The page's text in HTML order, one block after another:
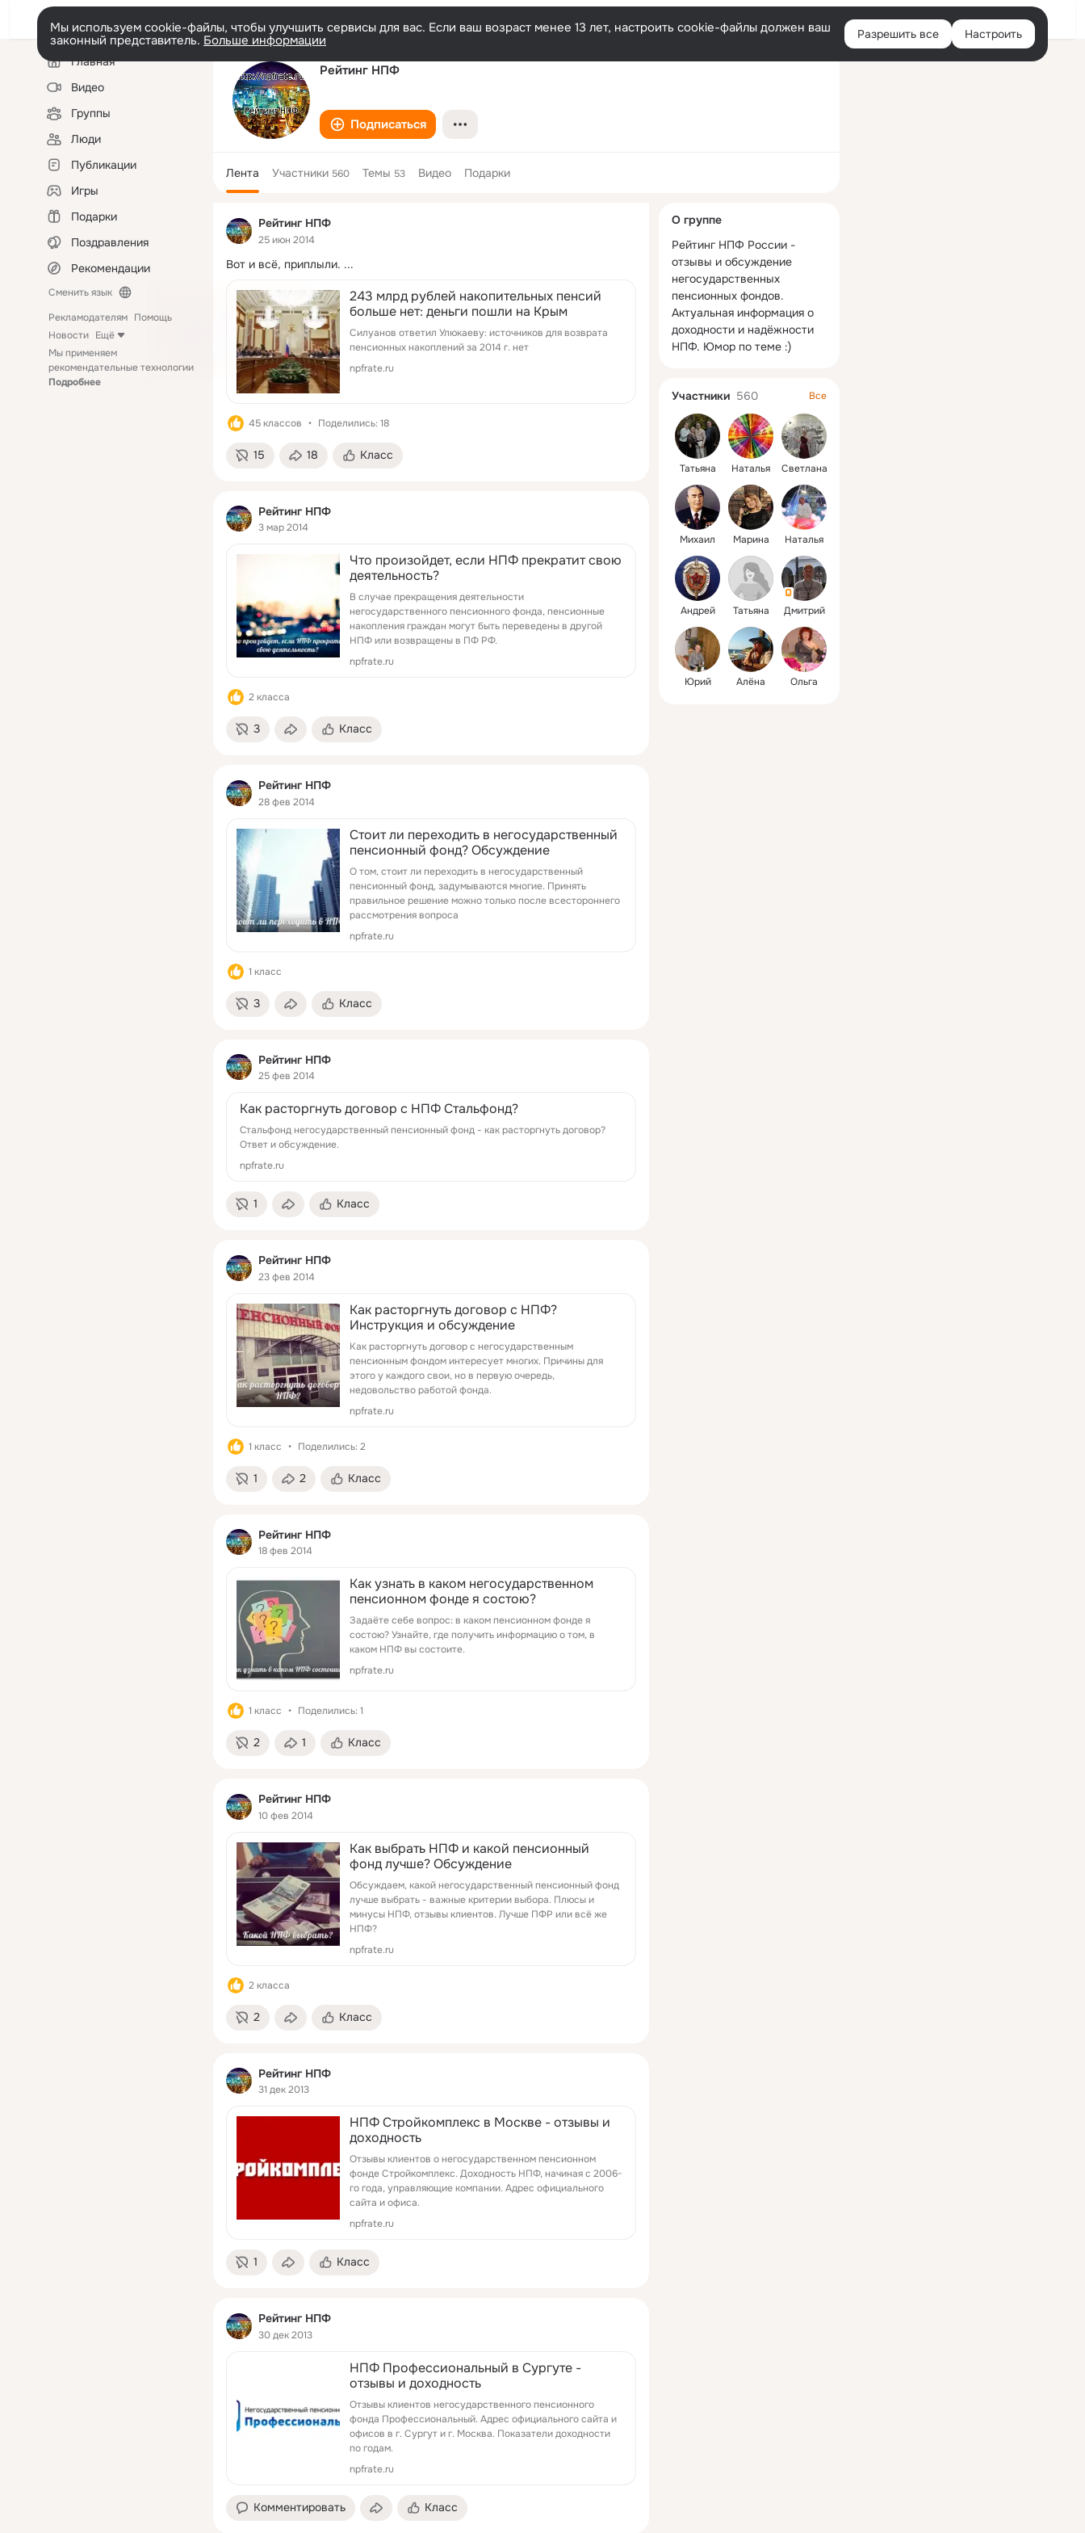
Войти
Мы используем cookie-файлы, чтобы улучшить сервисы для вас. Если ваш возраст менее 13 лет, настроить cookie-файлы должен ваш
законный представитель. Больше информации Разрешить все Настроить
Левая
колонкаГлавная
Видео
Группы
Люди
Публикации
Игры
Подарки
Поздравления
Рекомендации
Сменить язык
Рекламодателям Помощь
Новости Ещё
Мы применяем
рекомендательные технологии
Подробнее
Рейтинг НПФ
Подписаться
Лента Участники 560 Темы 53 Видео Подарки
Рейтинг НПФ
25 июн 2014
Вот и всё, приплыли. ...
243 млрд рублей накопительных пенсий
больше нет: деньги пошли на Крым
Силуанов ответил Улюкаеву: источников для возврата
пенсионных накоплений за 2014 г. нет
npfrate.ru
45 классов Поделились: 18
15 18 Класс
Рейтинг НПФ
3 мар 2014
Что произойдет, если НПФ прекратит свою
деятельность?
В случае прекращения деятельности
негосударственного пенсионного фонда, пенсионные
накопления граждан могут быть переведены в другой
НПФ или возвращены в ПФ РФ.
npfrate.ru
2 класса
3 Класс
Рейтинг НПФ
28 фев 2014
Cтоит ли переходить в негосударственный
пенсионный фонд? Обсуждение
О том, стоит ли переходить в негосударственный
пенсионный фонд, задумываются многие. Принять
правильное решение можно только после всестороннего
рассмотрения вопроса
npfrate.ru
1 класс
3 Класс
Рейтинг НПФ
25 фев 2014
Как расторгнуть договор с НПФ Стальфонд?
Cтальфонд негосударственный пенсионный фонд - как расторгнуть договор?
Ответ и обсуждение.
npfrate.ru
1 Класс
Рейтинг НПФ
23 фев 2014
Как расторгнуть договор с НПФ?
Инструкция и обсуждение
Как расторгнуть договор с негосударственным
пенсионным фондом интересует многих. Причины для
этого у каждого свои, но в первую очередь,
недовольство работой фонда.
npfrate.ru
1 класс Поделились: 2
1 2 Класс
Рейтинг НПФ
18 фев 2014
Как узнать в каком негосударственном
пенсионном фонде я состою?
Задаёте себе вопрос: в каком пенсионном фонде я
состою? Узнайте, где получить информацию о том, в
каком НПФ вы состоите.
npfrate.ru
1 класс Поделились: 1
2 1 Класс
Рейтинг НПФ
10 фев 2014
Как выбрать НПФ и какой пенсионный
фонд лучше? Обсуждение
Обсуждаем, какой негосударственный пенсионный фонд
лучше выбрать - важные критерии выбора. Плюсы и
минусы НПФ, отзывы клиентов. Лучше ПФР или всё же
НПФ?
npfrate.ru
2 класса
2 Класс
Рейтинг НПФ
31 дек 2013
НПФ Стройкомплекс в Москве - отзывы и
доходность
Отзывы клиентов о негосударственном пенсионном
фонде Стройкомплекс. Доходность НПФ, начиная с 2006-
го года, управляющие компании. Адрес официального
сайта и офиса.
npfrate.ru
1 Класс
Рейтинг НПФ
30 дек 2013
НПФ Профессиональный в Сургуте -
отзывы и доходность
Отзывы клиентов негосударственного пенсионного
фонда Профессиональный. Адрес официального сайта и
офисов в г. Сургут и г. Москва. Показатели доходности
по годам.
npfrate.ru
Комментировать Класс
колонка
О группе
Рейтинг НПФ России -
отзывы и обсуждение
негосударственных
пенсионных фондов.
Актуальная информация о
доходности и надёжности
НПФ. Юмор по теме :)
Участники 560 Все
Татьяна Наталья Светлана
Михаил Марина Наталья
Андрей Татьяна Дмитрий
Юрий Алёна Ольга